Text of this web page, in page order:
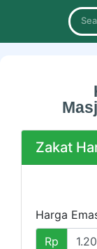
Zakat
Harga
Rp